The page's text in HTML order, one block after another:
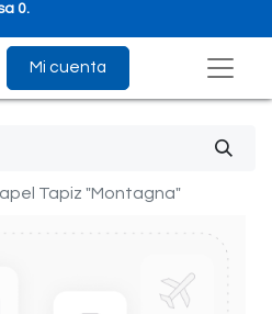
0.
Mi cuenta
Tapiz "Montagna"